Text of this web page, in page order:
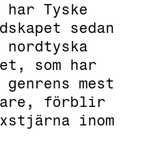
Tyske
sedan
som har
mest
förblir
inom